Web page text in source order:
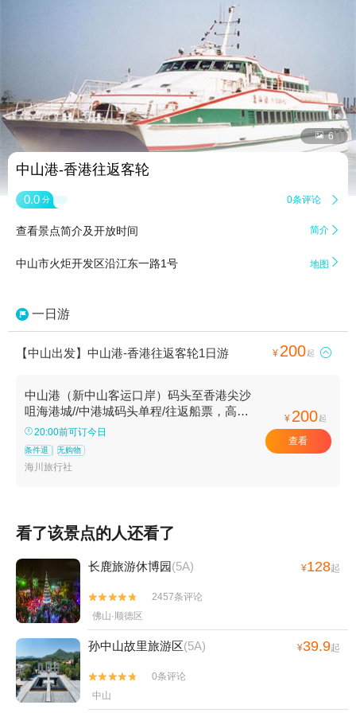
 6
中山港-香港往返客轮
0.0 分 0条评论 
查看景点简介及开放时间 简介 
中山市火炬开发区沿江东一路1号 地图 
一日游
【中山出发】中山港-香港往返客轮1日游 ¥ 200起 
中山港（新中山客运口岸）码头至香港尖沙
咀海港城//中港城码头单程/往返船票，高速
客轮直达
20:00前可订今日
条件退 无购物
海川旅行社
¥ 200起
查看
看了该景点的人还看了
长鹿旅游休博园(5A) ¥128起


2457条评论
佛山·顺德区
孙中山故里旅游区(5A) ¥39.9起


0条评论
中山